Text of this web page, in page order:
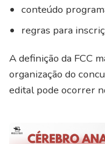
conteúdo
regras para
A definição da FCC
organização do
edital pode ocorrer